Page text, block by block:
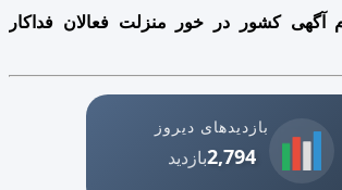
آگهی کشور در خور منزلت فعالان فداکار
بازدیدهای دیروز
2,794بازدید